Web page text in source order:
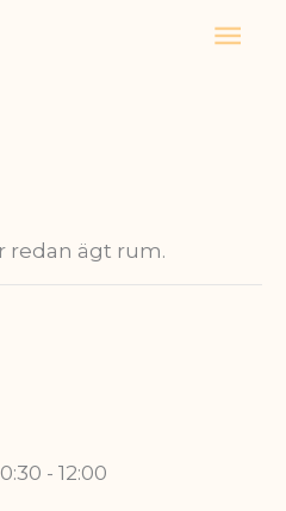
redan ägt rum.
- 12:00